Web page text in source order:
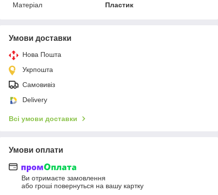
Матеріал
Пластик
Умови доставки
Нова Пошта
Укрпошта
Самовивіз
Delivery
Всі умови доставки
Умови оплати
Ви отримаєте замовлення
або гроші повернуться на вашу картку